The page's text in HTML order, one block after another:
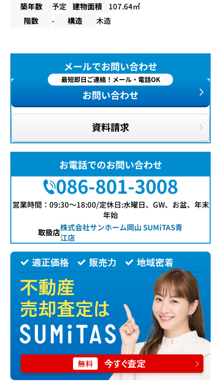
築年数
予定 建物面積
107.64㎡
階数
- 構造 木造
メールでお問い合わせ
最短即日ご連絡！メール・電話OK
お問い合わせ
資料請求
お電話でのお問い合わせ
086-801-3008
営業時間：09:30〜18:00/定休日:水曜日、GW、お盆、年末
年始
取扱店株式会社サンホーム岡山 SUMiTAS青
江店